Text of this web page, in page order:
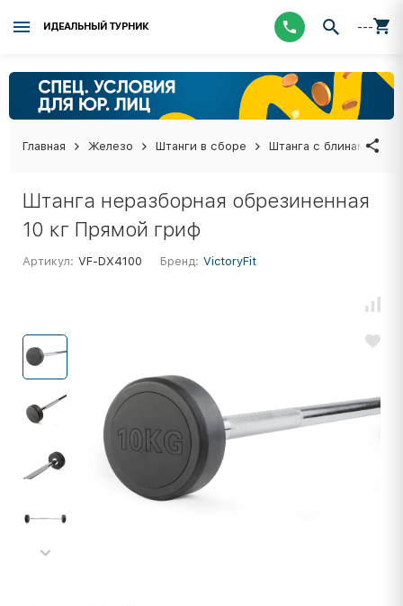
ИДЕАЛЬНЫЙ ТУРНИК ---
Главная Железо Штанги в сборе Штанга с блинами в
Штанга неразборная обрезиненная
10 кг Прямой гриф
Артикул: VF-DX4100 Бренд: VictoryFit